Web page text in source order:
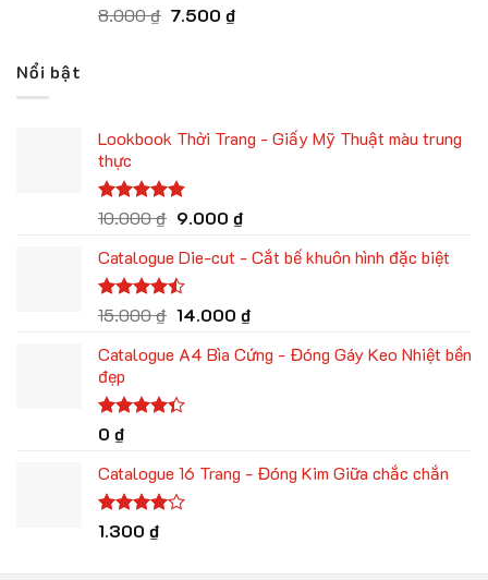
Được xếp
4.33
8.000₫ Giá
7.500 ₫Giá
Nổi bật
Lookbook Thời Trang - Giấy Mỹ Thuật màu trung
thực
Được xếp
4.80
5 sao
10.000₫ Giá
là:
10.000 ₫.
9.000 ₫Giá
tại
9.000 ₫.
Catalogue Die-cut - Cắt bế khuôn hình đặc biệt
Được xếp
4.43
5 sao
15.000₫ Giá
là:
14.000 ₫Giá
tại
Catalogue A4 Bìa Cứng - Đóng Gáy Keo Nhiệt bền
đẹp
Được xếp
hạng
5 sao
0 ₫
Catalogue 16 Trang - Đóng Kim Giữa chắc chắn
Được
xếp hạng
1.300 ₫